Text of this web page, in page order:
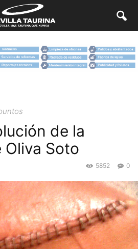
de la
Oliva Soto
0
5852